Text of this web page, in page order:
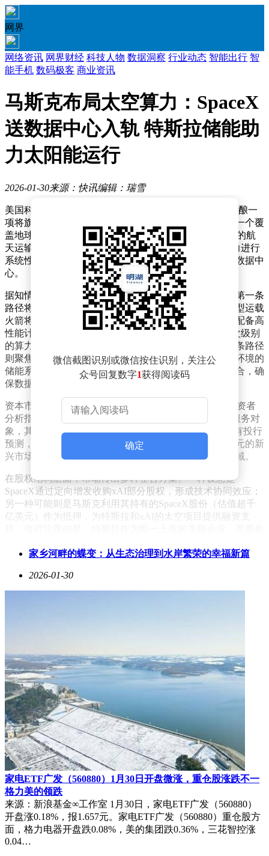
网界
网络资讯 网界财经 科技人物 数据洞察 行业动态 智能出行 智
能手机 数码极客 商业资讯
马斯克布局太空算力：SpaceX
送数据中心入轨 特斯拉储能助
力太阳能运行
2026-01-30来源：快讯编辑：瑞雪
美国科技界近日传出重磅消息，企业家埃隆·马斯克正酝酿一
项将旗下三大核心企业深度整合的战略布局，旨在构建一个覆
盖地球与太空的算力网络。这一计划的核心是将SpaceX的航
天运输能力、特斯拉的能源技术以及xAI的人工智能算力进行
系统性融合，最终在近地轨道建立全球首个商业化太空数据中
心。
据知情人士透露，该计划的技术实现路径已初步成型。第一条
路径将依托SpaceX成熟的火箭回收技术，通过"星舰"重型运载
火箭将定制化数据中心模块送入预定轨道。这些模块将配备高
性能计算芯片和液冷系统，直接为xAI提供每秒百亿亿次级别
的算力支持，远超现有地面数据中心的运算能力。第二条路径
则聚焦能源解决方案，特斯拉团队正在研发适用于太空环境的
储能系统，通过高效太阳能电池板与锂离子电池组的组合，确
保数据中心在地球阴影期仍能持续运行。
资本市场对这项跨领域整合表现出浓厚兴趣。SpaceX投资者
分析指出，若太空数据中心项目落地，xAI将成为首要服务对
象，其训练大模型所需的算力成本可降低60%以上。更有投行
预测，这种天地一体化的算力架构可能催生价值万亿美元的新
兴市场，涵盖卫星通信、深空探测、气候建模等多个领域。
在股权结构层面，市场传出多种整合方案。一种设想是
SpaceX通过定向增发收购xAI部分股权，形成技术协同效应；
另一种可能则是马斯克利用其持有的SpaceX股份（估值超千
亿美元）作为抵押，为特斯拉和xAI的太空项目提供融资支
竞争格局。传统数据中心受限于地理分布和能源供应，而太空
数据中心可实现全球低延迟覆盖，特别在金融交易、自动驾驶
微信截图识别或微信按住识别，关注公
众号回复数字1获得阅读码
确定
家乡河畔的蝶变：从生态治理到水岸繁荣的幸福新篇
2026-01-30
家电ETF广发（560880）1月30日开盘微涨，重仓股涨跌不一
格力美的领跌
来源：新浪基金∞工作室 1月30日，家电ETF广发（560880）
开盘涨0.18%，报1.657元。家电ETF广发（560880）重仓股方
面，格力电器开盘跌0.08%，美的集团跌0.36%，三花智控涨
0.04…